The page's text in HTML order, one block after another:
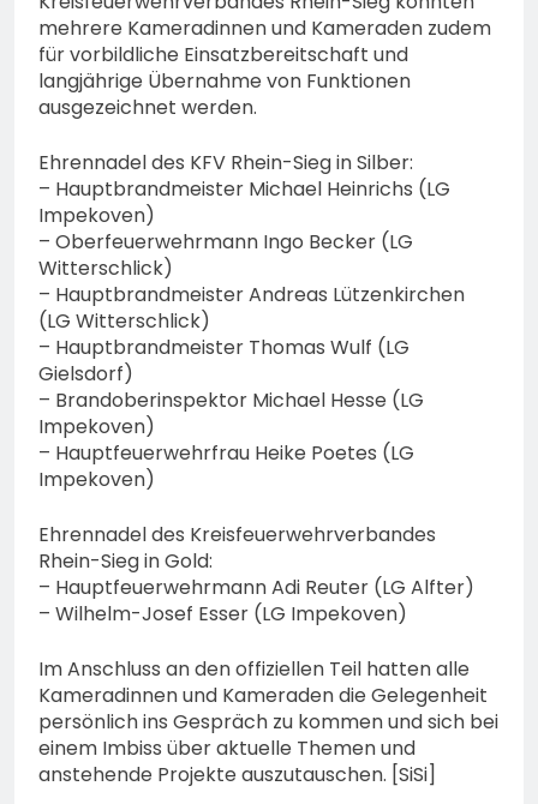
mehrere Kameradinnen und Kameraden zudem
für vorbildliche Einsatzbereitschaft und
langjährige Übernahme von Funktionen
ausgezeichnet werden.
Ehrennadel des KFV Rhein-Sieg in Silber:
– Hauptbrandmeister Michael Heinrichs (LG
Impekoven)
– Oberfeuerwehrmann Ingo Becker (LG
Witterschlick)
– Hauptbrandmeister Andreas Lützenkirchen
(LG Witterschlick)
– Hauptbrandmeister Thomas Wulf (LG
Gielsdorf)
– Brandoberinspektor Michael Hesse (LG
Impekoven)
– Hauptfeuerwehrfrau Heike Poetes (LG
Impekoven)
Ehrennadel des Kreisfeuerwehrverbandes
Rhein-Sieg in Gold:
– Hauptfeuerwehrmann Adi Reuter (LG Alfter)
– Wilhelm-Josef Esser (LG Impekoven)
Im Anschluss an den offiziellen Teil hatten alle
Kameradinnen und Kameraden die Gelegenheit
persönlich ins Gespräch zu kommen und sich bei
einem Imbiss über aktuelle Themen und
anstehende Projekte auszutauschen. [SiSi]